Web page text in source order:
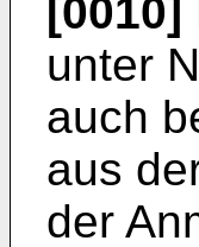
[0010]
unter
auch
aus
der